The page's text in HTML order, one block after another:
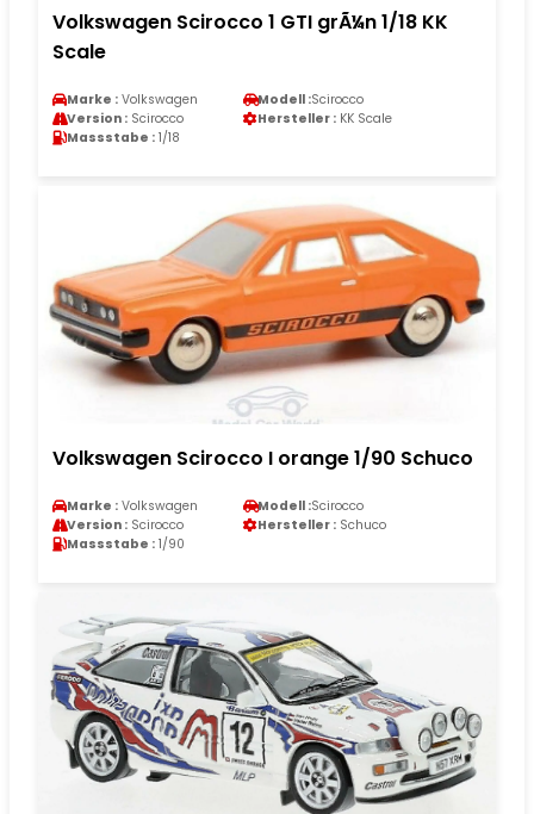
Volkswagen Scirocco 1 GTI grÃ¼n 1/18 KK
Scale
Marke : Volkswagen Modell :Scirocco
Version : Scirocco Hersteller : KK Scale
Massstabe : 1/18
Volkswagen Scirocco I orange 1/90 Schuco
Marke : Volkswagen Modell :Scirocco
Version : Scirocco Hersteller : Schuco
Massstabe : 1/90